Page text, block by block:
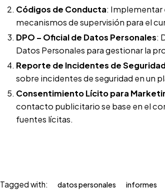
Códigos de Conducta: Implementar
mecanismos de supervisión para el
DPO – Oficial de Datos Personales:
Datos Personales para gestionar la
Reporte de Incidentes de
sobre incidentes de seguridad en un
Consentimiento Lícito para
contacto publicitario se base en el
fuentes lícitas.
Tagged with: datos personales informes